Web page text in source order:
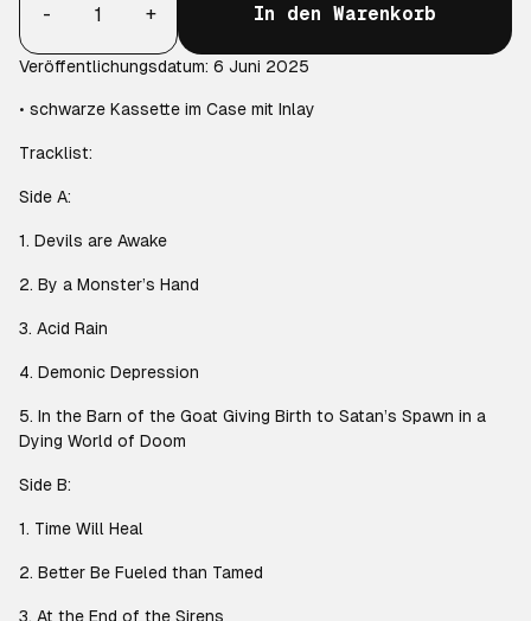
-
+ In den Warenkorb
Veröffentlichungsdatum: 6 Juni 2025
• schwarze Kassette im Case mit Inlay
Tracklist:
Side A:
1. Devils are Awake
2. By a Monster’s Hand
3. Acid Rain
4. Demonic Depression
5. In the Barn of the Goat Giving Birth to Satan’s Spawn in a
Dying World of Doom
Side B:
1. Time Will Heal
2. Better Be Fueled than Tamed
3. At the End of the Sirens